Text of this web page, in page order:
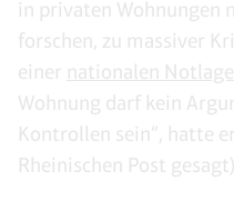
in privaten Wohnungen
forschen, zu massiver
einer nationalen Notlage
Wohnung darf kein
Kontrollen sein“, hatte
Rheinischen Post gesagt).